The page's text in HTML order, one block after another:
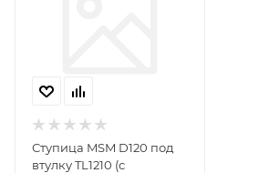
Ступица MSM D120 под
втулку TL1210 (с